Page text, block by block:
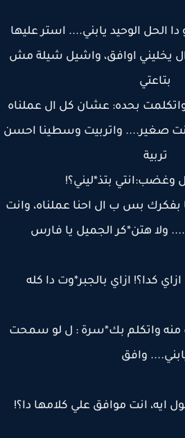
الوحيد يابني.... استر عليها
اوافق، واشيل شيلة مش
بتاعتي
بحده: عشان كل ال عملناه
صغير.... واتربيت وسطينا احسن
تربية
بتذ*ليني؟!
بس ب ال احنا عملناه، وانت
ولا هتن*كر الجميل يا فارس
كدا؟! ازاي بالجبر*وت دا كله
واتكلم بك*سرة : ل لو سمحت
وافق
انت موافق علي كلامها دا؟!